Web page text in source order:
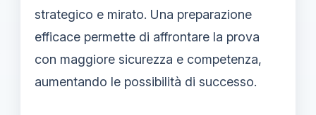
strategico e mirato. Una preparazione
efficace permette di affrontare la prova
con maggiore sicurezza e competenza,
aumentando le possibilità di successo.